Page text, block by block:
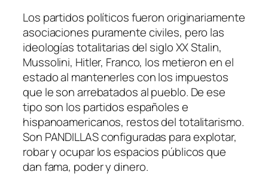
Los partidos políticos fueron originariamente
asociaciones puramente civiles, pero las
ideologías totalitarias del siglo XX Stalin,
Mussolini, Hitler, Franco, los metieron en el
estado al mantenerles con los impuestos
que le son arrebatados al pueblo. De ese
tipo son los partidos españoles e
hispanoamericanos, restos del totalitarismo.
Son PANDILLAS configuradas para explotar,
robar y ocupar los espacios públicos que
dan fama, poder y dinero.